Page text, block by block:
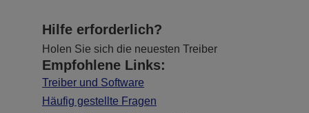
Hilfe erforderlich?
Holen Sie sich die neuesten Treiber
Empfohlene Links:
Treiber und Software
Häufig gestellte Fragen